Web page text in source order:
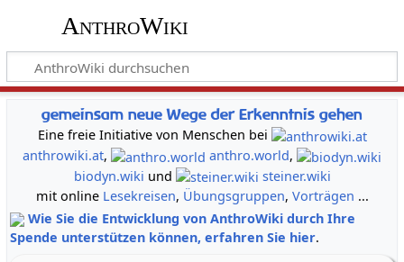
AnthroWiki
gemeinsam neue Wege der Erkenntnis gehen
Eine freie Initiative von Menschen bei
anthrowiki.at, anthro.world,
biodyn.wiki und
steiner.wiki
mit online Lesekreisen, Übungsgruppen, Vorträgen ...
Wie Sie die Entwicklung von AnthroWiki durch Ihre
Spende unterstützen können, erfahren Sie hier.